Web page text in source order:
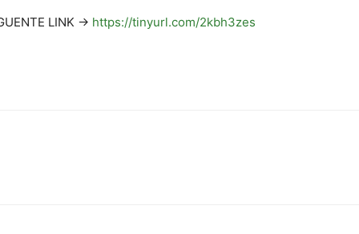
LINK -> https://tinyurl.com/2kbh3zes